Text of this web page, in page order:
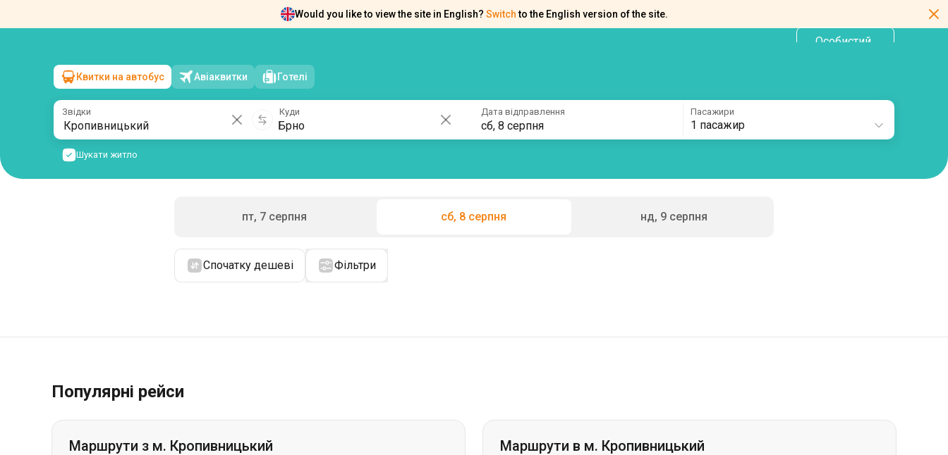
Would you like to view the site in English? Switch to the English version of the site.
Особистий
Кропивницький→Брно
сб, 8 серпня/1 пасажир
Квитки на автобус Авіаквитки Готелі
Звідки Куди Дата відправлення
сб, 8 серпня
Пасажири
1 пасажир
Шукати житло
пт, 7 серпня сб, 8 серпня нд, 9 серпня
Спочатку дешеві Фільтри
Популярні рейси
Маршрути з м. Кропивницький Маршрути в м. Кропивницький